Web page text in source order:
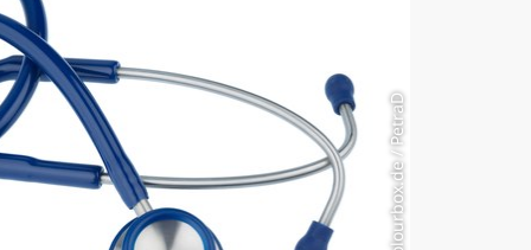
Foto: colourbox.de / PetraD